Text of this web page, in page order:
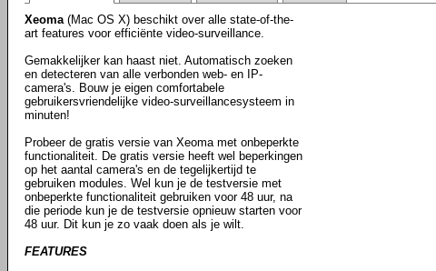
Xeoma(Mac OS X) beschikt over alle state-of-the-
art features voor efficiënte video-surveillance.
Gemakkelijker kan haast niet. Automatisch zoeken
en detecteren van alle verbonden web- en IP-
camera's. Bouw je eigen comfortabele
gebruikersvriendelijke video-surveillancesysteem in
minuten!
Probeer de gratis versie van Xeoma met onbeperkte
functionaliteit. De gratis versie heeft wel beperkingen
op het aantal camera's en de tegelijkertijd te
gebruiken modules. Wel kun je de testversie met
onbeperkte functionaliteit gebruiken voor 48 uur, na
die periode kun je de testversie opnieuw starten voor
48 uur. Dit kun je zo vaak doen als je wilt.
FEATURES